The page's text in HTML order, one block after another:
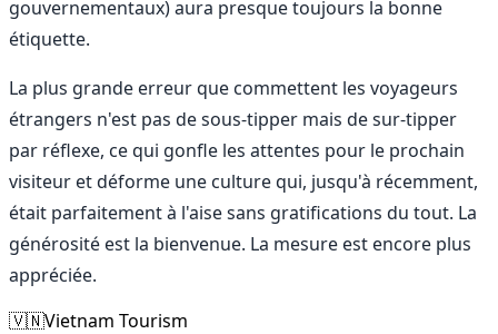
gouvernementaux) aura presque toujours la bonne
étiquette.
La plus grande erreur que commettent les voyageurs
étrangers n'est pas de sous-tipper mais de sur-tipper
par réflexe, ce qui gonfle les attentes pour le prochain
visiteur et déforme une culture qui, jusqu'à récemment,
était parfaitement à l'aise sans gratifications du tout. La
générosité est la bienvenue. La mesure est encore plus
appréciée.
🇻🇳Vietnam Tourism